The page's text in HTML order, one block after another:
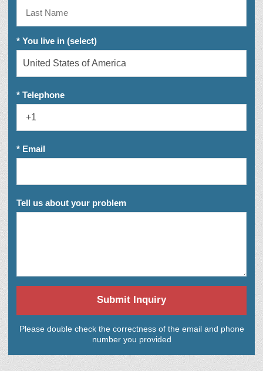
* You live in (select)
* Telephone
* Email
Tell us about your problem
Submit Inquiry
Please double check the correctness of the email and phone
number you provided